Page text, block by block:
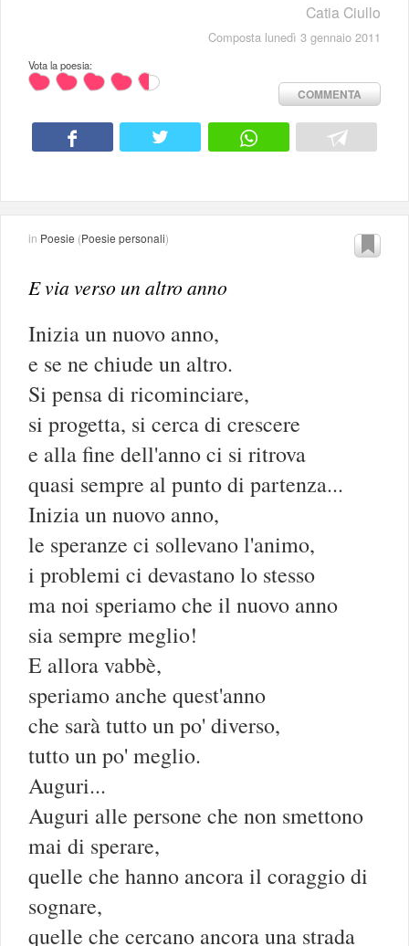
Catia Ciullo
Composta lunedì 3 gennaio 2011
Vota la poesia:
COMMENTA
in Poesie (Poesie personali)
E via verso un altro anno
Inizia un nuovo anno,
e se ne chiude un altro.
Si pensa di ricominciare,
si progetta, si cerca di crescere
e alla fine dell'anno ci si ritrova
quasi sempre al punto di partenza...
Inizia un nuovo anno,
le speranze ci sollevano l'animo,
i problemi ci devastano lo stesso
ma noi speriamo che il nuovo anno
sia sempre meglio!
E allora vabbè,
speriamo anche quest'anno
che sarà tutto un po' diverso,
tutto un po' meglio.
Auguri...
Auguri alle persone che non smettono
mai di sperare,
quelle che hanno ancora il coraggio di
sognare,
quelle che cercano ancora una strada